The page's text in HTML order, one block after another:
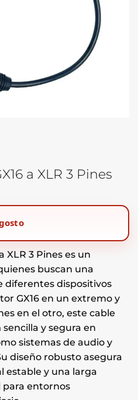
a XLR 3 Pines
XLR 3 Pines es un
buscan una
diferentes dispositivos
GX16 en un extremo y
en el otro, este cable
y segura en
sistemas de audio y
diseño robusto asegura
estable y una larga
para entornos